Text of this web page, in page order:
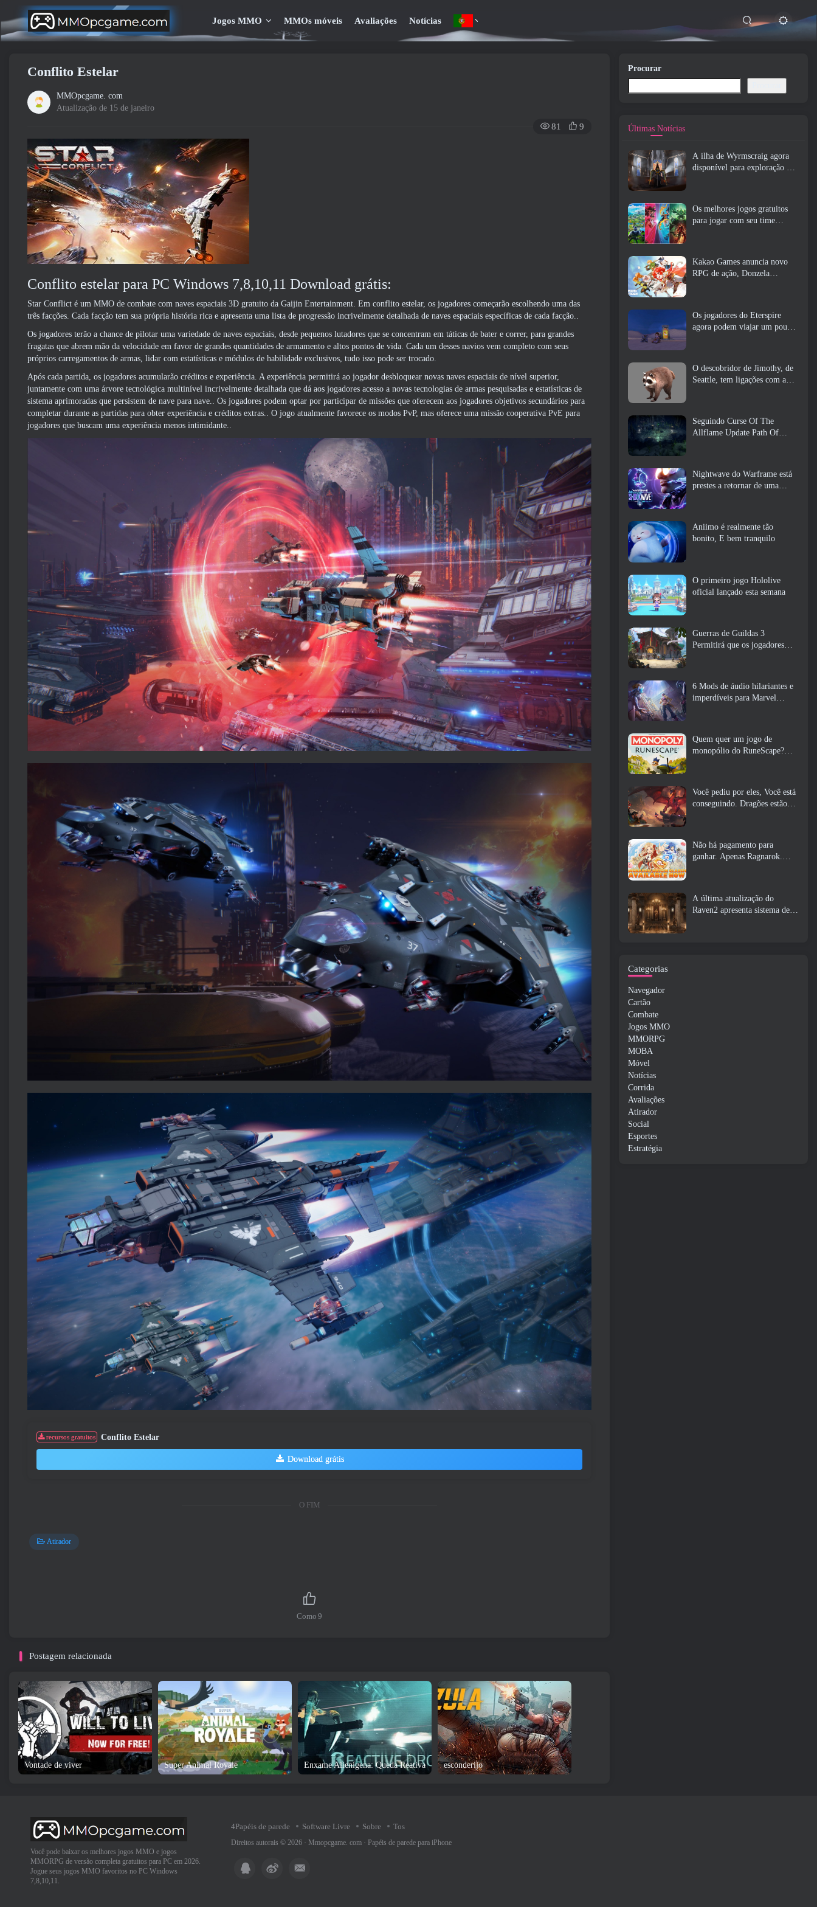
Jogos MMO MMOs móveis Avaliações Notícias
Conflito Estelar
MMOpcgame. com
Atualização de 15 de janeiro
81 9
Conflito estelar para PC Windows 7,8,10,11 Download grátis:
Star Conflict é um MMO de combate com naves espaciais 3D gratuito da Gaijin Entertainment. Em conflito estelar, os jogadores começarão escolhendo uma das
três facções. Cada facção tem sua própria história rica e apresenta uma lista de progressão incrivelmente detalhada de naves espaciais específicas de cada facção..
Os jogadores terão a chance de pilotar uma variedade de naves espaciais, desde pequenos lutadores que se concentram em táticas de bater e correr, para grandes
fragatas que abrem mão da velocidade em favor de grandes quantidades de armamento e altos pontos de vida. Cada um desses navios vem completo com seus
próprios carregamentos de armas, lidar com estatísticas e módulos de habilidade exclusivos, tudo isso pode ser trocado.
Após cada partida, os jogadores acumularão créditos e experiência. A experiência permitirá ao jogador desbloquear novas naves espaciais de nível superior,
juntamente com uma árvore tecnológica multinível incrivelmente detalhada que dá aos jogadores acesso a novas tecnologias de armas pesquisadas e estatísticas de
sistema aprimoradas que persistem de nave para nave.. Os jogadores podem optar por participar de missões que oferecem aos jogadores objetivos secundários para
completar durante as partidas para obter experiência e créditos extras.. O jogo atualmente favorece os modos PvP, mas oferece uma missão cooperativa PvE para
jogadores que buscam uma experiência menos intimidante..
recursos gratuitos Conflito Estelar
Download grátis
O FIM
Atirador
Como 9
Postagem relacionada
Vontade de viver Super Animal Royale Enxame Alienígena: Queda Reativa esconderijo
Procurar
Últimas Notícias
A ilha de Wyrmscraig agora
disponível para exploração no
Os melhores jogos gratuitos
para jogar com seu time
Kakao Games anuncia novo
RPG de ação, Donzela
Os jogadores do Eterspire
agora podem viajar um pouco
O descobridor de Jimothy, de
Seattle, tem ligações com a
Seguindo Curse Of The
Allflame Update Path Of
Nightwave do Warframe está
prestes a retornar de uma
Aniimo é realmente tão
bonito, E bem tranquilo
O primeiro jogo Hololive
oficial lançado esta semana
Guerras de Guildas 3
Permitirá que os jogadores
6 Mods de áudio hilariantes e
imperdíveis para Marvel
Quem quer um jogo de
monopólio do RuneScape?
Você pediu por eles, Você está
conseguindo. Dragões estão
Não há pagamento para
ganhar. Apenas Ragnarok.
A última atualização do
Raven2 apresenta sistema de
Categorias
Navegador
Cartão
Combate
Jogos MMO
MMORPG
MOBA
Móvel
Notícias
Corrida
Avaliações
Atirador
Social
Esportes
Estratégia
Você pode baixar os melhores jogos MMO e jogos
MMORPG de versão completa gratuitos para PC em 2026.
Jogue seus jogos MMO favoritos no PC Windows
7,8,10,11.
4Papéis de parede Software Livre Sobre Tos
Direitos autorais © 2026 · Mmopcgame. com · Papéis de parede para iPhone